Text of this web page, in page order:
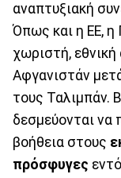
αναπτυξιακή
Όπως και η ΕΕ, η
χωριστή,
Αφγανιστάν
τους Ταλιμπάν.
δεσμεύονται να
βοήθεια στους
πρόσφυγες